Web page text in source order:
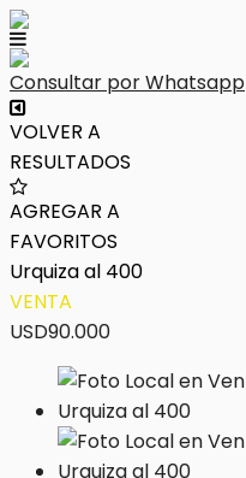
Consultar por Whatsapp
VOLVER A
RESULTADOS
AGREGAR A
FAVORITOS
Urquiza al 400
VENTA
USD90.000